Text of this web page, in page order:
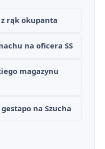
rąk okupanta
na oficera SS
magazynu
na Szucha
na szaniec
na szaniec”